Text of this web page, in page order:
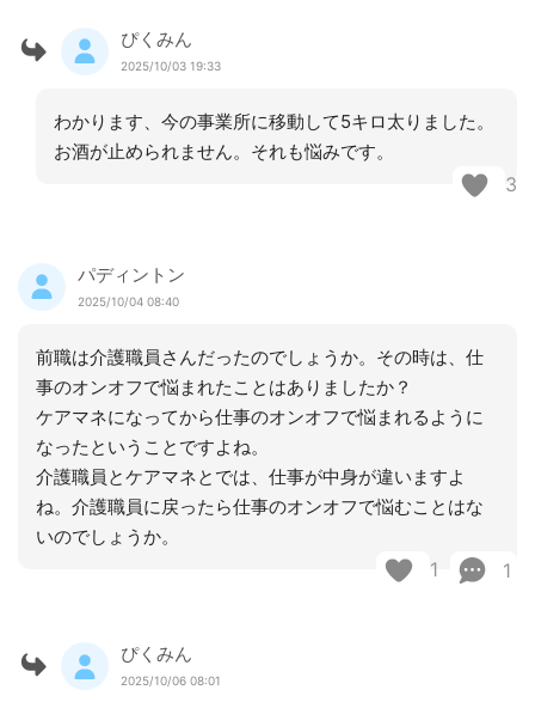
ぴくみん
2025/10/03 19:33
わかります、今の事業所に移動して5キロ太りました。
お酒が止められません。それも悩みです。
3
パディントン
2025/10/04 08:40
前職は介護職員さんだったのでしょうか。その時は、仕
事のオンオフで悩まれたことはありましたか？
ケアマネになってから仕事のオンオフで悩まれるように
なったということですよね。
介護職員とケアマネとでは、仕事が中身が違いますよ
ね。介護職員に戻ったら仕事のオンオフで悩むことはな
いのでしょうか。
1 1
ぴくみん
2025/10/06 08:01